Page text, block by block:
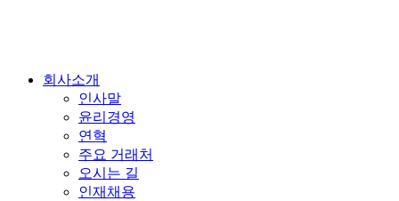
회사소개
인사말
윤리경영
연혁
주요 거래처
오시는 길
인재채용